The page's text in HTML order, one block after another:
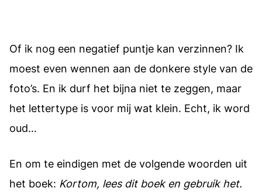
Of ik nog een negatief puntje kan verzinnen? Ik
moest even wennen aan de donkere style van de
foto’s. En ik durf het bijna niet te zeggen, maar
het lettertype is voor mij wat klein. Echt, ik word
oud…
En om te eindigen met de volgende woorden uit
het boek: Kortom, lees dit boek en gebruik het.